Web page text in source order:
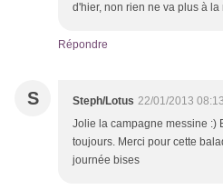
d'hier, non rien ne va plus à
Répondre
S Steph/Lotus 22/01/2013 08:13
Jolie la campagne messine :)
toujours. Merci pour cette
journée bises